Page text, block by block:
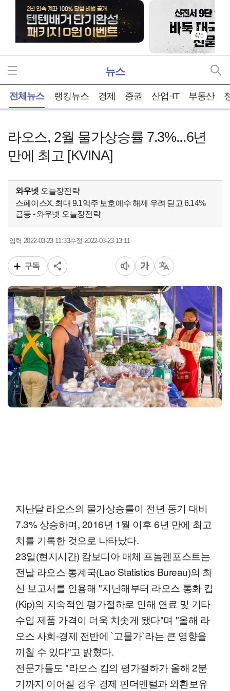
4/5
뉴스
전체뉴스 랭킹뉴스 경제 증권 산업·IT 부동산
라오스, 2월 물가상승률 7.3%...6년
만에 최고 [KVINA]
와우넷 오늘장전략
스페이스X, 최대 9.1억주 보호예수 해제 우려 딛고 6.14%
급등 - 와우넷 오늘장전략
입력2022-03-23 11:33수정 2022-03-23 13:11
구독
지난달 라오스의 물가상승률이 전년 동기 대비
7.3% 상승하며, 2016년 1월 이후 6년 만에 최고
치를 기록한 것으로 나타났다.
23일(현지시간) 캄보디아 매체 프놈펜포스트는
전날 라오스 통계국(Lao Statistics Bureau)의 최
신 보고서를 인용해 "지난해부터 라오스 통화 킵
(Kip)의 지속적인 평가절하로 인해 연료 및 기타
수입 제품 가격이 더욱 치솟게 됐다"며 "올해 라
오스 사회-경제 전반에 `고물가`라는 큰 영향을
끼칠 수 있다"고 밝혔다.
전문가들도 "라오스 킵의 평가절하가 올해 2분
기까지 이어질 경우 경제 펀더멘털과 외환보유